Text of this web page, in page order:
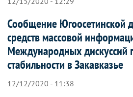
Сообщение Югоосетинской
средств массовой
Международных дискуссий
стабильности в Закавказье
12/12/2020 - 11:38